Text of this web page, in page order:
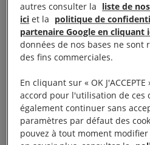
toxiques auxquels vous
ligne.
Programme
Les objectifs de ce module
autres consulter la liste de
ici et la politique de
partenaire Google en cliquant
données de nos bases ne sont
des fins commerciales.
En cliquant sur « OK
accord pour l'utilisation de ces
également continuer sans
paramètres par défaut des
pouvez à tout moment